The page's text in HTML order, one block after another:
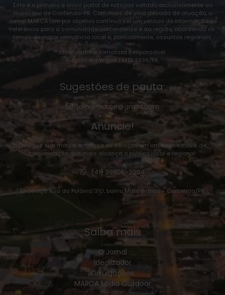
Este é o primeiro e único portal de notícias voltado exclusivamente ao
município de Contenda-PR. Com mais de uma década de atuação, o
Jornal MARCA tem por objetivo contínuo ser um veículo de informação de
referência para a comunidade contendense e da região, abordando os
temas de maior relevância local e, pontualmente, assuntos regionais.
Idealizador e Jornalista Responsável:
Alexsandro Wojcik | MTB 9936/PR.
Sugestões de pauta:
jornalmarca@gmail.com
Anuncie!
Divulgue sua marca, empresa ou serviços em um dos veículos de
comunicação que mais alcança o público local e regional:
(41) 99806-3254
Endereço: Rua da Polônia, 310, bairro Mato Branco – Contenda/PR.
Saiba mais
O Jornal
Idealizador
Divulgações
MARCA Mídia Outdoor